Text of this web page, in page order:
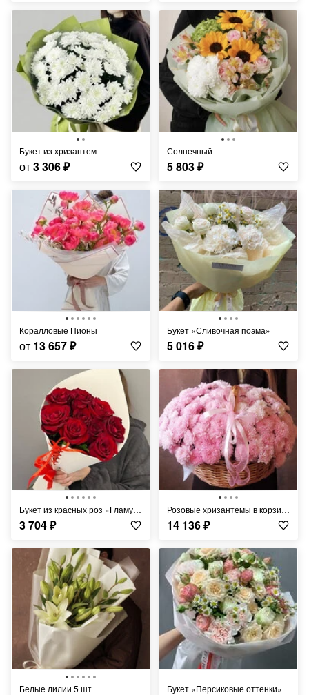
Букет из хризантем
от3 306₽
Солнечный
5 803₽
Коралловые Пионы
от 13 657₽
Букет «Сливочная поэма»
5 016₽
Букет из красных роз «Гламур»
3 704₽
Розовые хризантемы в корзине 15 шт.
14 136₽
Белые лилии 5 шт Букет «Персиковые оттенки»